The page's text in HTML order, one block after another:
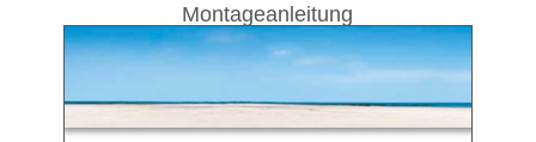
Montageanleitung